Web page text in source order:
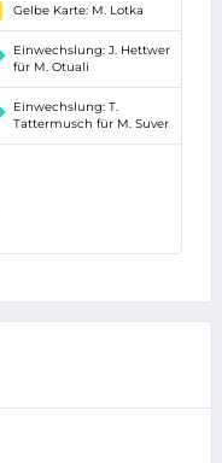
Gelbe Karte: M. Lotka
Einwechslung: J. Hettwer
für M. Otuali
Einwechslung: T.
Tattermusch für M. Suver